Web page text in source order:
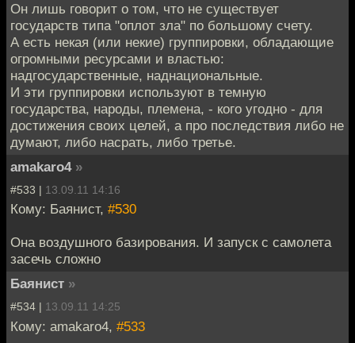
Он лишь говорит о том, что не существует
государств типа "оплот зла" по большому счету.
А есть некая (или некие) группировки, обладающие
огромными ресурсами и властью:
надгосударственные, наднациональные.
И эти группировки используют в темную
государства, народы, племена, - кого угодно - для
достижения своих целей, а про последствия либо не
думают, либо насрать, либо третье.
amakaro4 »
#533 | 13.09.11 14:16
Кому: Баянист, #530
Она воздушного базирования. И запуск с самолета
засечь сложно
Баянист »
#534 | 13.09.11 14:25
Кому: amakaro4, #533